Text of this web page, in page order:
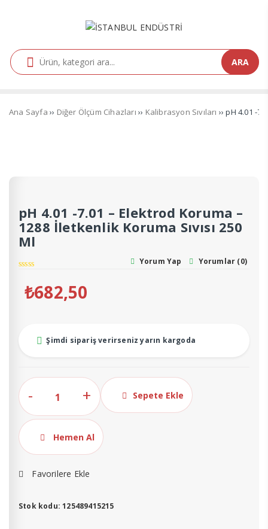
ARA
Ana Sayfa ›› Diğer Ölçüm Cihazları ›› Kalibrasyon Sıvıları ›› pH 4.01 -
pH 4.01 -7.01 – Elektrod Koruma –
1288 İletkenlik Koruma Sıvısı 250
Ml
Yorum Yap Yorumlar (0)
₺682,50
Şimdi sipariş verirseniz yarın kargoda
-7.01
Elektrod
İletkenlik
Sepete Ekle
Hemen Al
Favorilere Ekle
Stok kodu:125489415215